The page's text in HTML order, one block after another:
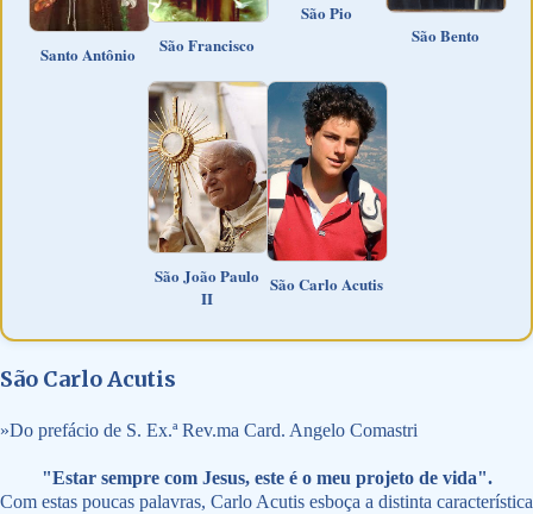
Santo Antônio São Francisco
São Pio
São Bento
São João Paulo
II
São Carlo Acutis
São Carlo Acutis
»Do prefácio de S. Ex.ª Rev.ma Card. Angelo Comastri
"Estar sempre com Jesus, este é o meu projeto de vida".
Com estas poucas palavras, Carlo Acutis esboça a distinta característica